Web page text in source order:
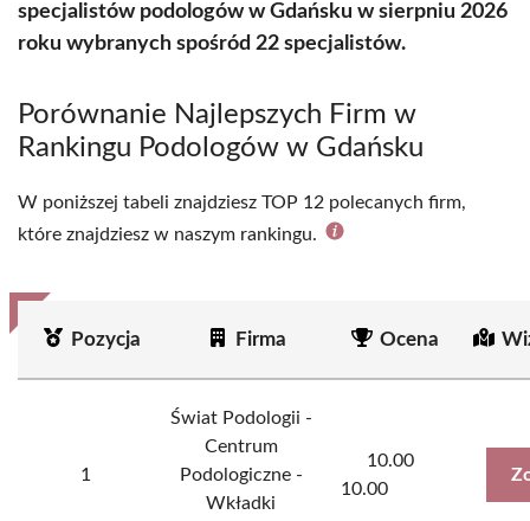
specjalistów podologów w Gdańsku w sierpniu 2026
roku wybranych spośród 22 specjalistów.
Porównanie Najlepszych Firm w
Rankingu Podologów w Gdańsku
W poniższej tabeli znajdziesz TOP 12 polecanych firm,
które znajdziesz w naszym rankingu.
Pozycja Firma Ocena
1
Świat Podologii -
Centrum
Podologiczne -
Wkładki
10.00
10.00